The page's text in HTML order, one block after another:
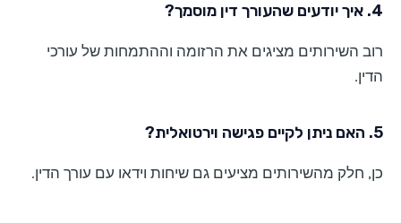
4. איך יודעים שהעורך דין מוסמך?
רוב השירותים מציגים את הרזומה וההתמחות של עורכי
הדין.
5. האם ניתן לקיים פגישה וירטואלית?
כן, חלק מהשירותים מציעים גם שיחות וידאו עם עורך הדין.